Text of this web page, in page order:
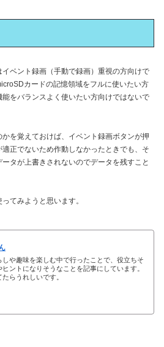
ベント録画（手動で録画）重視の方向けで
カードの記憶領域をフルに使いたい方
をバランスよく使いたい方向けではないで
を覚えておけば、イベント録画ボタンが押
正でないため作動しなかったときでも、そ
タが上書きされないのでデータを残すこと
てみようと思います。
しや趣味を楽しむ中で行ったことで、役立ちそ
ヒントになりそうなことを記事にしています。
らうれしいです。